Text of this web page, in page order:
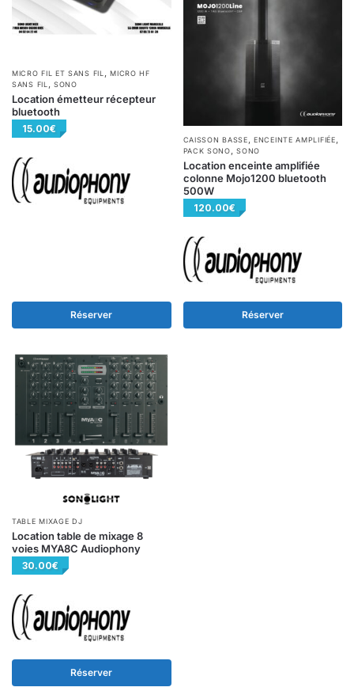
MICRO FIL ET SANS FIL ,MICRO HF
SANS FIL ,SONO
Location émetteur récepteur
bluetooth
15.00€
Réserver
CAISSON BASSE,ENCEINTE AMPLIFIÉE,
PACK SONO,SONO
Location enceinte amplifiée
colonne Mojo1200 bluetooth
500W
120.00€
Réserver
TABLE MIXAGE DJ
Location table de mixage 8
voies MYA8C Audiophony
30.00€
Réserver